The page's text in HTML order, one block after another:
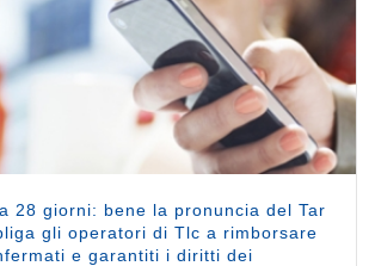
28 giorni: bene la pronuncia del Tar
gli operatori di Tlc a rimborsare
e garantiti i diritti dei